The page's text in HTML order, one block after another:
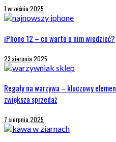
1 września 2025
iPhone 12 – co warto o nim wiedzieć?
23 sierpnia 2025
Regały na warzywa – kluczowy
zwiększa sprzedaż
7 sierpnia 2025